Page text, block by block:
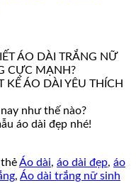
ÁO DÀI TRẮNG NỮ
CỰC MẠNH?
ÁO DÀI YÊU THÍCH
như thế nào?
áo dài đẹp nhé!
Áo dài, áo dài đẹp, áo
, Áo dài trắng nữ sinh